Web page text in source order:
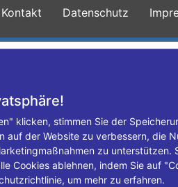
klicken, stimmen Sie der
auf der Website zu verbessern, die
zu unterstützen.
Cookies ablehnen, indem Sie auf
um mehr zu erfahren.
Kontakt Datenschutz